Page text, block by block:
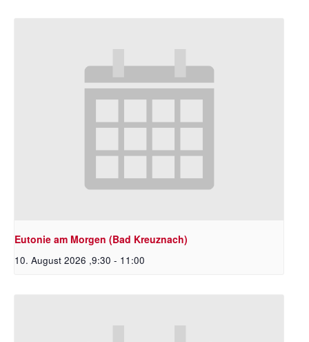
Eutonie am Morgen (Bad Kreuznach)
10. August 2026 ,9:30 - 11:00